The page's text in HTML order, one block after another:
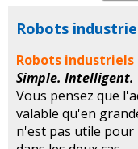
Robots
Robots industriels
Simple. Intelligent.
Vous pensez que
valable qu'en
n'est pas utile pour